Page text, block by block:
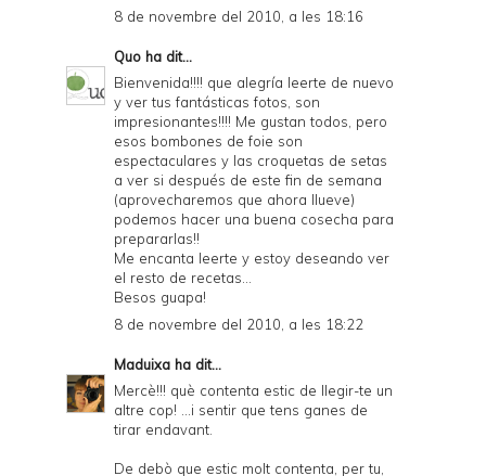
8 de novembre del 2010, a les 18:16
Quo ha dit...
Bienvenida!!!! que alegría leerte de nuevo
y ver tus fantásticas fotos, son
impresionantes!!!! Me gustan todos, pero
esos bombones de foie son
espectaculares y las croquetas de setas
a ver si después de este fin de semana
(aprovecharemos que ahora llueve)
podemos hacer una buena cosecha para
prepararlas!!
Me encanta leerte y estoy deseando ver
el resto de recetas...
Besos guapa!
8 de novembre del 2010, a les 18:22
Maduixa ha dit...
Mercè!!! què contenta estic de llegir-te un
altre cop! ...i sentir que tens ganes de
tirar endavant.
De debò que estic molt contenta, per tu,